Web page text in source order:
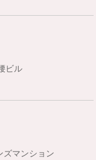
ビル
マンション